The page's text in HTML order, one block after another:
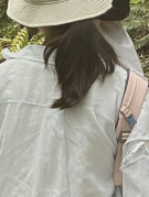
募集要項
説明会・イベント
入試データ
学校案内